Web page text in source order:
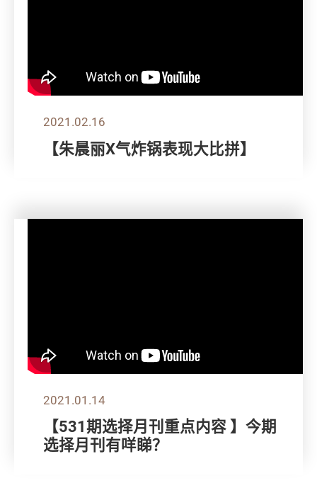
2021.02.16
【朱晨丽X气炸锅表现大比拼】
2021.01.14
【531期选择月刊重点内容 】今期
选择月刊有咩睇？